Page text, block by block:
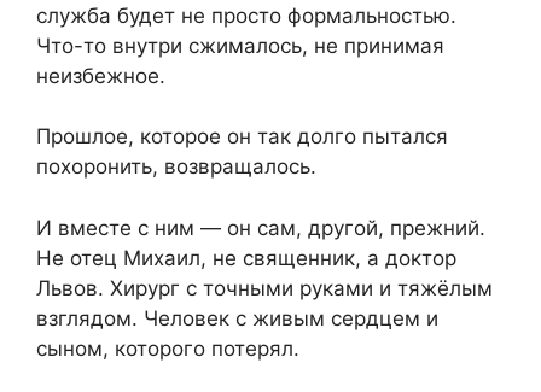
служба будет не просто формальностью.
Что-то внутри сжималось, не принимая
неизбежное.
Прошлое, которое он так долго пытался
похоронить, возвращалось.
И вместе с ним — он сам, другой, прежний.
Не отец Михаил, не священник, а доктор
Львов. Хирург с точными руками и тяжёлым
взглядом. Человек с живым сердцем и
сыном, которого потерял.